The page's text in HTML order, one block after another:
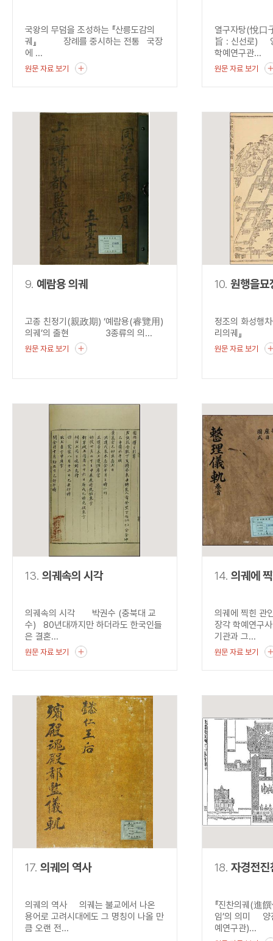
국왕의 무덤을 조성하는 『산릉도감의
궤』 장례를 중시하는 전통 국장
에 ...
원문 자료 보기
열구자탕(悅
旨 : 신선로)
학예연구관...
원문 자료 보기
9. 예람용 의궤
고종 친정기(親政期) ‘예람용(睿覽用)
의궤’의 출현 3종류의 의...
원문 자료 보기
10. 원행을묘
정조의 화성행
리의궤』
원문 자료 보기
13. 의궤속의 시각
의궤속의 시각 박권수 (충북대 교
수) 80년대까지만 하더라도 한국인들
은 결혼...
원문 자료 보기
14. 의궤에
의궤에 찍힌
장각 학예연구
기관과 그...
원문 자료 보기
17. 의궤의 역사
의궤의 역사 의궤는 불교에서 나온
용어로 고려시대에도 그 명칭이 나올 만
큼 오랜 전...
18. 자경전진
『진찬의궤(進
임’의 의미 양
예연구관)...